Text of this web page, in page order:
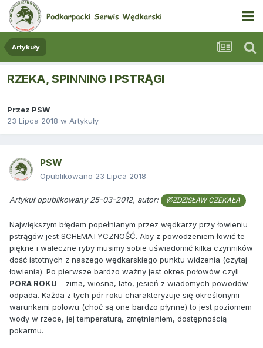
Artykuły
RZEKA, SPINNING I PSTRĄGI
Przez PSW
23 Lipca 2018 w Artykuły
PSW
Opublikowano 23 Lipca 2018
Artykuł opublikowany 25-03-2012, autor: @ZDZISŁAW CZEKAŁA
Największym błędem popełnianym przez wędkarzy przy łowieniu
pstrągów jest SCHEMATYCZNOŚĆ. Aby z powodzeniem łowić te
piękne i waleczne ryby musimy sobie uświadomić kilka czynników
dość istotnych z naszego wędkarskiego punktu widzenia (czytaj
łowienia). Po pierwsze bardzo ważny jest okres połowów czyli
PORA ROKU – zima, wiosna, lato, jesień z wiadomych powodów
odpada. Każda z tych pór roku charakteryzuje się określonymi
warunkami połowu (choć są one bardzo płynne) to jest poziomem
wody w rzece, jej temperaturą, zmętnieniem, dostępnością
pokarmu.